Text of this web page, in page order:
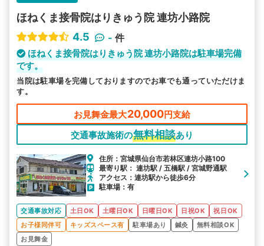
ほねくま接骨院はりきゅう院 連坊小路院
4.5
- 件
ほねくま接骨院はりきゅう院 連坊小路院は駐車場完備
です。
当院は駐車場を完備しておりますのでお車でも通っていただけま
す。
お見舞金最大20,000円支給
交通事故施術の無料相談あり
住所：宮城県仙台市若林区連坊小路100
最寄り駅： 連坊駅 / 五橋駅 / 宮城野通駅
アクセス：連坊駅から徒歩6分
駐車場：有
交通事故対応 土日OK 土曜日OK 日曜日OK 日祝OK
祝日OK
お子様同伴可
キッズスペース有 駐車場あり 鍼灸
無料相談OK
お見舞金